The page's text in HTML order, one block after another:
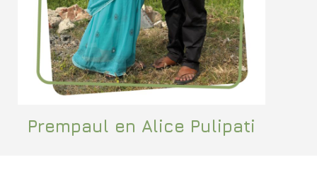
Prempaul en Alice Pulipati